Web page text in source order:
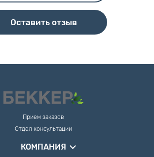
Оставить отзыв
Прием заказов
Отдел консультации
КОМПАНИЯ